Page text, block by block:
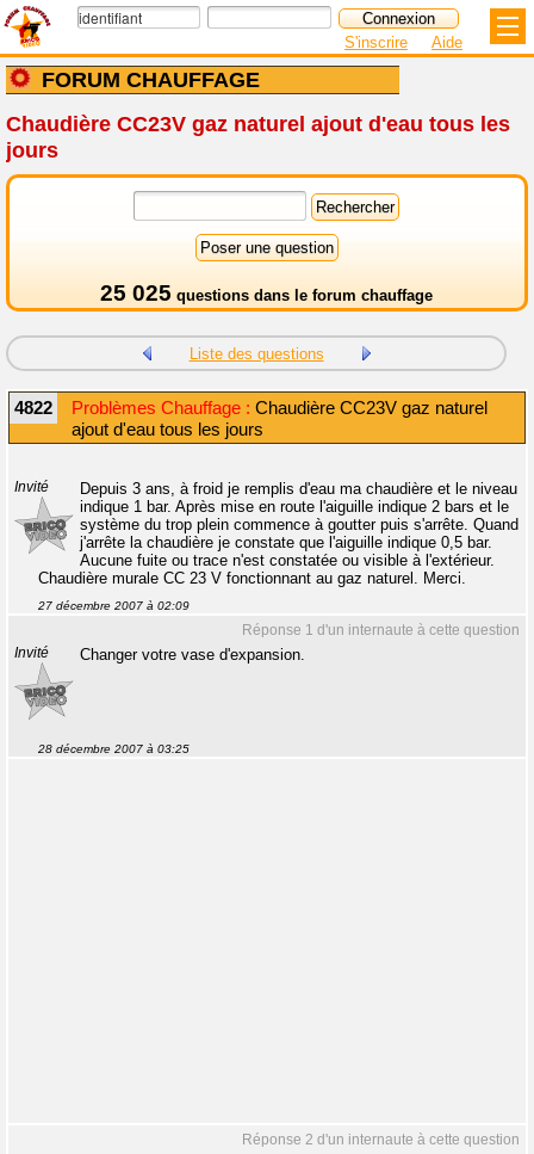
FORUM CHAUFFAGE
S'inscrire Aide
Chaudière CC23V gaz naturel ajout d'eau tous les
jours
25 025 questions dans le forum chauffage
Liste des questions
4822 Problèmes Chauffage : Chaudière CC23V gaz naturel
ajout d'eau tous les jours
Invité
Depuis 3 ans, à froid je remplis d'eau ma chaudière et le niveau
indique 1 bar. Après mise en route l'aiguille indique 2 bars et le
système du trop plein commence à goutter puis s'arrête. Quand
j'arrête la chaudière je constate que l'aiguille indique 0,5 bar.
Aucune fuite ou trace n'est constatée ou visible à l'extérieur.
Chaudière murale CC 23 V fonctionnant au gaz naturel. Merci.
27 décembre 2007 à 02:09
Réponse 1 d'un internaute à cette question
Invité Changer votre vase d'expansion.
28 décembre 2007 à 03:25
Réponse 2 d'un internaute à cette question